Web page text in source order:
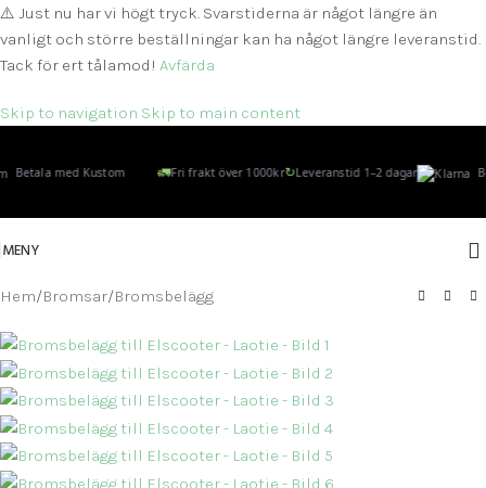
⚠️ Just nu har vi högt tryck. Svarstiderna är något längre än
vanligt och större beställningar kan ha något längre leveranstid.
Tack för ert tålamod! Avfärda
Skip to navigation Skip to main content
Betala med Kustom 🚛Fri frakt över 1000kr↻Leveranstid 1–2 dagar
MENY
Hem/Bromsar/Bromsbelägg